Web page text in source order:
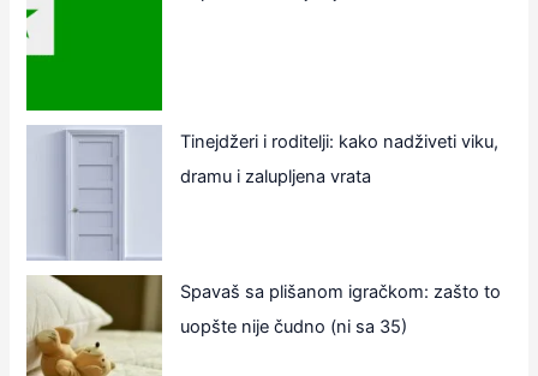
Tinejdžeri i roditelji: kako nadživeti viku,
dramu i zalupljena vrata
Spavaš sa plišanom igračkom: zašto to
uopšte nije čudno (ni sa 35)